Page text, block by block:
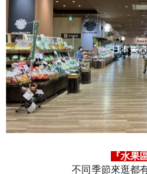
『水果
不同季節來逛都